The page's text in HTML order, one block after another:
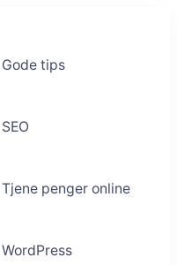
Gode tips
SEO
Tjene penger online
WordPress